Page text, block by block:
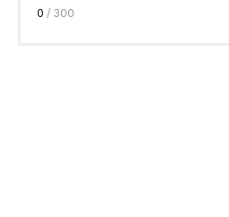
0 / 300